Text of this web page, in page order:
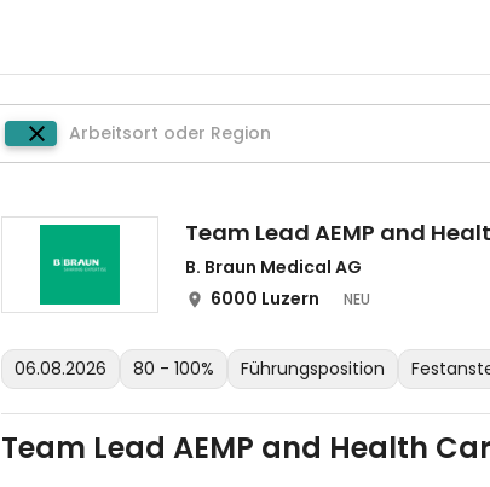
Team Lead AEMP and
B. Braun Medical AG
6000 Luzern
NEU
06.08.2026 80 - 100% Führungsposition
Team Lead AEMP and Health